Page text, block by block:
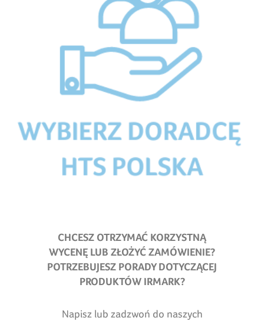
CHCESZ OTRZYMAĆ KORZYSTNĄ
WYCENĘ LUB ZŁOŻYĆ ZAMÓWIENIE?
POTRZEBUJESZ PORADY DOTYCZĄCEJ
PRODUKTÓW IRMARK?
Napisz lub zadzwoń do naszych